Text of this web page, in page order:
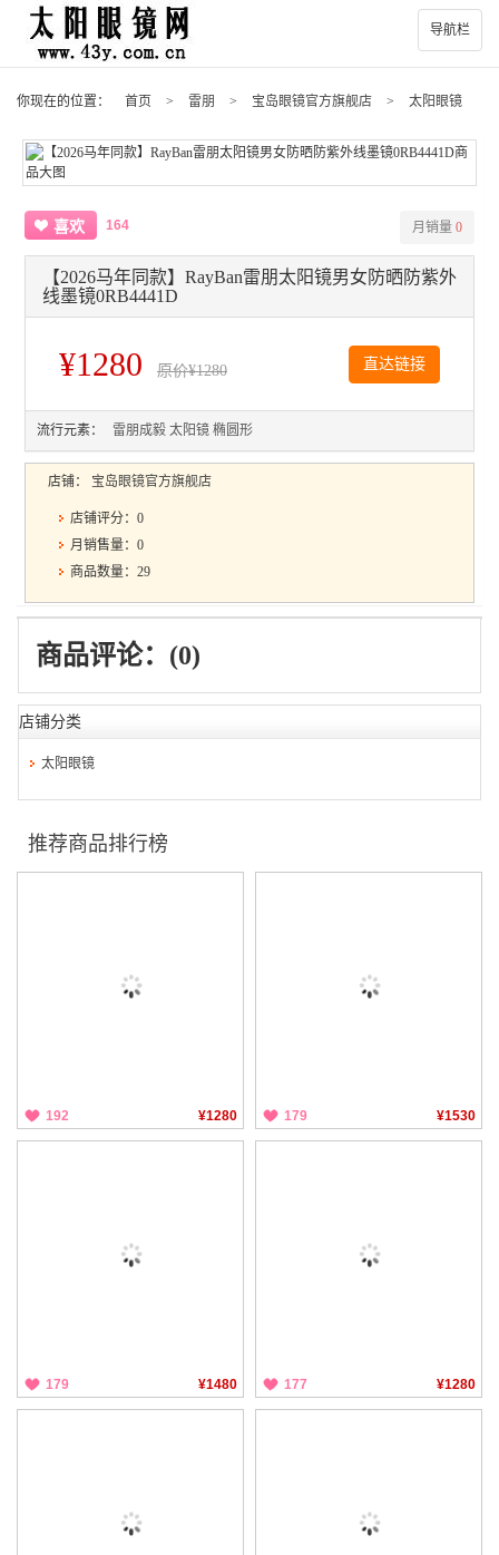
导航栏
你现在的位置： 首页 > 雷朋 > 宝岛眼镜官方旗舰店 > 太阳眼镜
喜欢 164 月销量 0
【2026马年同款】RayBan雷朋太阳镜男女防晒防紫外
线墨镜0RB4441D
¥1280 原价¥1280 直达链接
流行元素： 雷朋成毅 太阳镜 椭圆形
店铺： 宝岛眼镜官方旗舰店
店铺评分：0
月销售量：0
商品数量：29
商品评论：(0)
店铺分类
太阳眼镜
推荐商品排行榜
192 ¥1280 179 ¥1530
179 ¥1480 177 ¥1280